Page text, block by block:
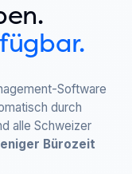
Software
durch
alle Schweizer
Bürozeit